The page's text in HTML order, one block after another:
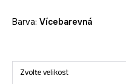
Barva: vícebarevná
Zvolte velikost